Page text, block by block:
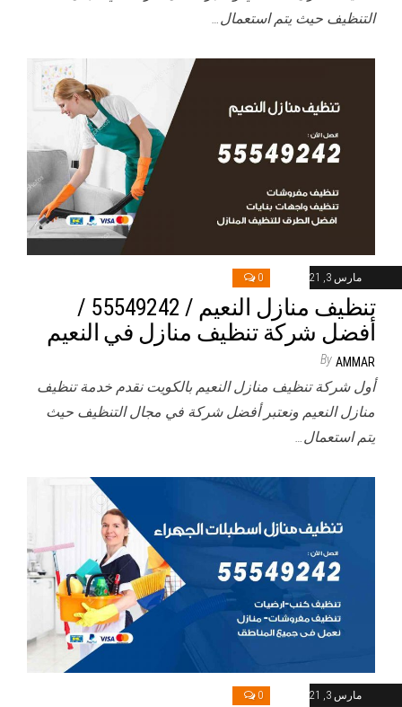
التنظيف حيث يتم استعمال…
مارس 3, 2021 0
تنظيف منازل النعيم / 55549242 /
أفضل شركة تنظيف منازل في النعيم
By AMMAR
أول شركة تنظيف منازل النعيم بالكويت نقدم خدمة تنظيف
منازل النعيم ونعتبر أفضل شركة في مجال التنظيف حيث
يتم استعمال…
مارس 3, 2021 0